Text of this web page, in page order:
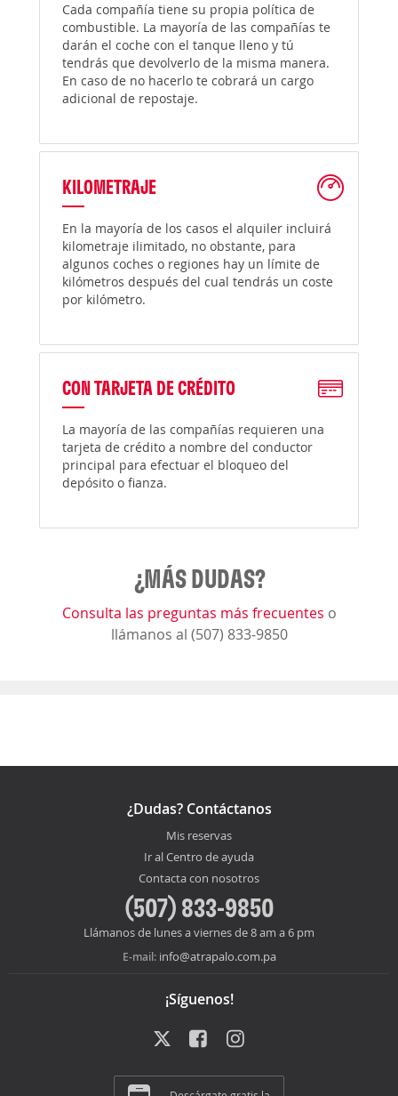
Cada compañía tiene su propia política de
combustible. La mayoría de las compañías te
darán el coche con el tanque lleno y tú
tendrás que devolverlo de la misma manera.
En caso de no hacerlo te cobrará un cargo
adicional de repostaje.
KILOMETRAJE
En la mayoría de los casos el alquiler incluirá
kilometraje ilimitado, no obstante, para
algunos coches o regiones hay un límite de
kilómetros después del cual tendrás un coste
por kilómetro.
CON TARJETA DE CRÉDITO
La mayoría de las compañías requieren una
tarjeta de crédito a nombre del conductor
principal para efectuar el bloqueo del
depósito o fianza.
¿MÁS DUDAS?
Consulta las preguntas más frecuentes o
llámanos al (507) 833-9850
¿Dudas? Contáctanos
Mis reservas
Ir al Centro de ayuda
Contacta con nosotros
(507) 833-9850
Llámanos de lunes a viernes de 8 am a 6 pm
E-mail: info@atrapalo.com.pa
¡Síguenos!